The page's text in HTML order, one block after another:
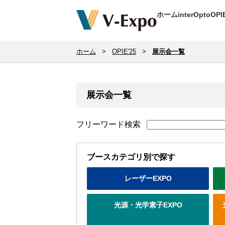
ホームinterOpto
ホーム > OPIE'25 > 展示会一覧
展示会一覧
フリーワード検索
ブースカテゴリ別で探す
レーザーEXPO
光源・光学素子EXPO